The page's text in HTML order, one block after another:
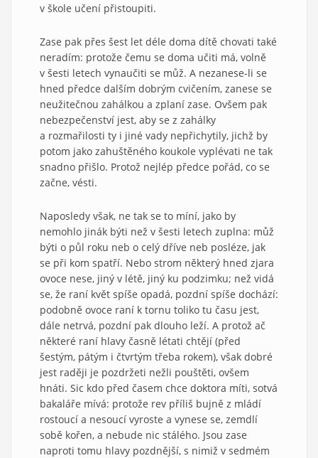
v škole učení přistoupiti.
Zase pak přes šest let déle doma dítě chovati také
neradím: protože čemu se doma učiti má, volně
v šesti letech vynaučiti se můž. A nezanese-li se
hned předce dalším dobrým cvičením, zanese se
neužitečnou zahálkou a zplaní zase. Ovšem pak
nebezpečenství jest, aby se z zahálky
a rozmařilosti ty i jiné vady nepřichytily, jichž by
potom jako zahuštěného koukole vyplévati ne tak
snadno přišlo. Protož nejlép předce pořád, co se
začne, vésti.
Naposledy však, ne tak se to míní, jako by
nemohlo jinák býti než v šesti letech zuplna: můž
býti o půl roku neb o celý dříve neb posléze, jak
se při kom spatří. Nebo strom některý hned zjara
ovoce nese, jiný v létě, jiný ku podzimku; než vidá
se, že raní květ spíše opadá, pozdní spíše dochází:
podobně ovoce raní k tornu toliko tu času jest,
dále netrvá, pozdní pak dlouho leží. A protož ač
některé raní hlavy časně létati chtějí (před
šestým, pátým i čtvrtým třeba rokem), však dobré
jest raději je pozdržeti nežli pouštěti, ovšem
hnáti. Sic kdo před časem chce doktora míti, sotvá
bakaláře mívá: protože rev příliš bujně z mládí
rostoucí a nesoucí vyroste a vynese se, zemdlí
sobě kořen, a nebude nic stálého. Jsou zase
naproti tomu hlavy pozdnější, s nimiž v sedmém